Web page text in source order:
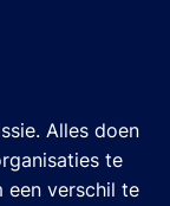
Alles doen
te
een verschil te